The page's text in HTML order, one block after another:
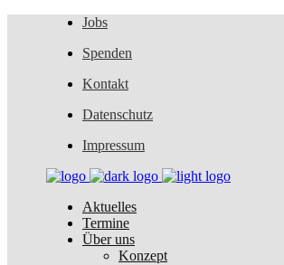
Jobs
Spenden
Kontakt
Datenschutz
Impressum
Aktuelles
Termine
Über uns
Konzept